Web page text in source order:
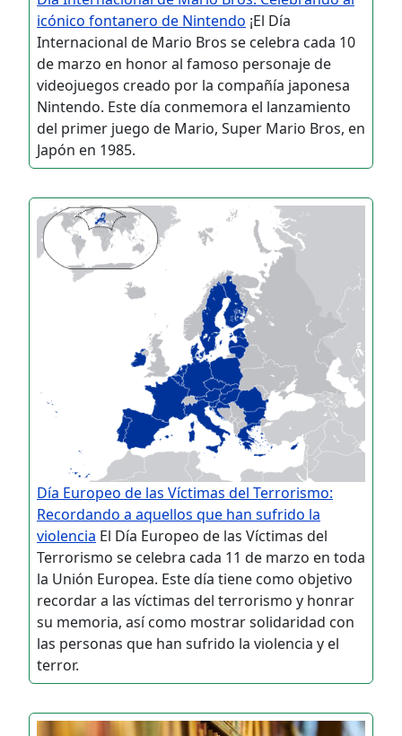
icónico fontanero de Nintendo ¡El Día
Internacional de Mario Bros se celebra cada 10
de marzo en honor al famoso personaje de
videojuegos creado por la compañía japonesa
Nintendo. Este día conmemora el lanzamiento
del primer juego de Mario, Super Mario Bros, en
Japón en 1985.
Día Europeo de las Víctimas del Terrorismo:
Recordando a aquellos que han sufrido la
violencia El Día Europeo de las Víctimas del
Terrorismo se celebra cada 11 de marzo en toda
la Unión Europea. Este día tiene como objetivo
recordar a las víctimas del terrorismo y honrar
su memoria, así como mostrar solidaridad con
las personas que han sufrido la violencia y el
terror.